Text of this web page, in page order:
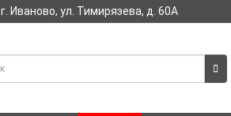
г. Иваново, ул. Тимирязева, д. 60А